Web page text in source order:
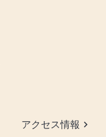
アクセス情報 keyboard_arrow_right